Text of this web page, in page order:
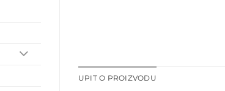
UPIT O PROIZVODU